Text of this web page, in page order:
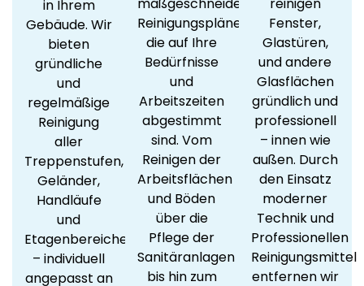
in Ihrem
Gebäude. Wir
bieten
gründliche
und
regelmäßige
Reinigung
aller
Treppenstufen,
Geländer,
Handläufe
und
Etagenbereiche
– individuell
angepasst an
Reinigungspläne,
die auf Ihre
Bedürfnisse
und
Arbeitszeiten
abgestimmt
sind. Vom
Reinigen der
Arbeitsflächen
und Böden
über die
Pflege der
Sanitäranlagen
bis hin zum
Fenster,
Glastüren,
und andere
Glasflächen
gründlich und
professionell
– innen wie
außen. Durch
den Einsatz
moderner
Technik und
Professionellen
Reinigungsmittel
entfernen wir